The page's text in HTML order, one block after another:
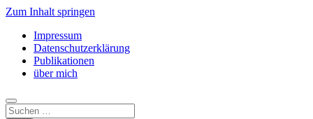
Zum Inhalt springen
Impressum
Datenschutzerklärung
Publikationen
über mich
Suchen